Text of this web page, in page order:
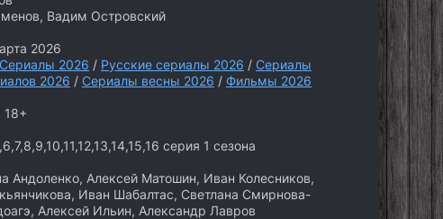
Вадим Островский
2026
Сериалы 2026 / Русские сериалы 2026 / Сериалы
2026 / Сериалы весны 2026 / Фильмы 2026
18+
серия 1 сезона
Андоленко, Алексей Матошин, Иван Колесников,
Иван Шабалтас, Светлана Смирнова-
Алексей Ильин, Александр Лавров